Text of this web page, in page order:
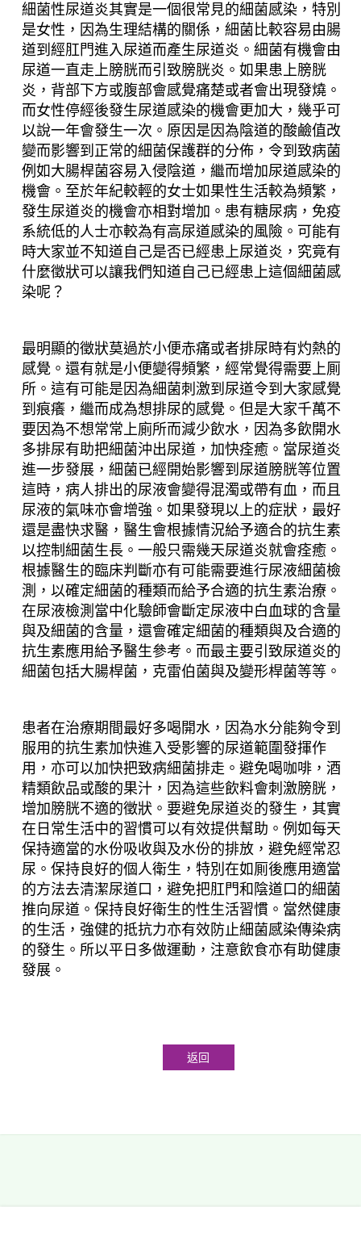
細菌性尿道炎其實是一個很常見的細菌感染，特別
是女性，因為生理結構的關係，細菌比較容易由腸
道到經肛門進入尿道而產生尿道炎。細菌有機會由
尿道一直走上膀胱而引致膀胱炎。如果患上膀胱
炎，背部下方或腹部會感覺痛楚或者會出現發燒。
而女性停經後發生尿道感染的機會更加大，幾乎可
以說一年會發生一次。原因是因為陰道的酸鹼值改
變而影響到正常的細菌保護群的分佈，令到致病菌
例如大腸桿菌容易入侵陰道，繼而增加尿道感染的
機會。至於年紀較輕的女士如果性生活較為頻繁，
發生尿道炎的機會亦相對增加。患有糖尿病，免疫
系統低的人士亦較為有高尿道感染的風險。可能有
時大家並不知道自己是否已經患上尿道炎，究竟有
什麼徵狀可以讓我們知道自己已經患上這個細菌感
染呢？
最明顯的徵狀莫過於小便赤痛或者排尿時有灼熱的
感覺。還有就是小便變得頻繁，經常覺得需要上厠
所。這有可能是因為細菌刺激到尿道令到大家感覺
到痕癢，繼而成為想排尿的感覺。但是大家千萬不
要因為不想常常上廁所而減少飲水，因為多飲開水
多排尿有助把細菌沖出尿道，加快痊癒。當尿道炎
進一步發展，細菌已經開始影響到尿道膀胱等位置
這時，病人排出的尿液會變得混濁或帶有血，而且
尿液的氣味亦會增強。如果發現以上的症狀，最好
還是盡快求醫，醫生會根據情況給予適合的抗生素
以控制細菌生長。一般只需幾天尿道炎就會痊癒。
根據醫生的臨床判斷亦有可能需要進行尿液細菌檢
測，以確定細菌的種類而給予合適的抗生素治療。
在尿液檢測當中化驗師會斷定尿液中白血球的含量
與及細菌的含量，還會確定細菌的種類與及合適的
抗生素應用給予醫生參考。而最主要引致尿道炎的
細菌包括大腸桿菌，克雷伯菌與及變形桿菌等等。
患者在治療期間最好多喝開水，因為水分能夠令到
服用的抗生素加快進入受影響的尿道範圍發揮作
用，亦可以加快把致病細菌排走。避免喝咖啡，酒
精類飲品或酸的果汁，因為這些飲料會刺激膀胱，
增加膀胱不適的徵狀。要避免尿道炎的發生，其實
在日常生活中的習慣可以有效提供幫助。例如每天
保持適當的水份吸收與及水份的排放，避免經常忍
尿。保持良好的個人衛生，特別在如厠後應用適當
的方法去清潔尿道口，避免把肛門和陰道口的細菌
推向尿道。保持良好衛生的性生活習慣。當然健康
的生活，強健的抵抗力亦有效防止細菌感染傳染病
的發生。所以平日多做運動，注意飲食亦有助健康
發展。
返回